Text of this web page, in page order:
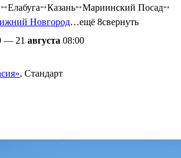
Елабуга Казань
Мариинский Посад
Новгород…ещё 8свернуть
— 21 августа 08:00
, Стандарт